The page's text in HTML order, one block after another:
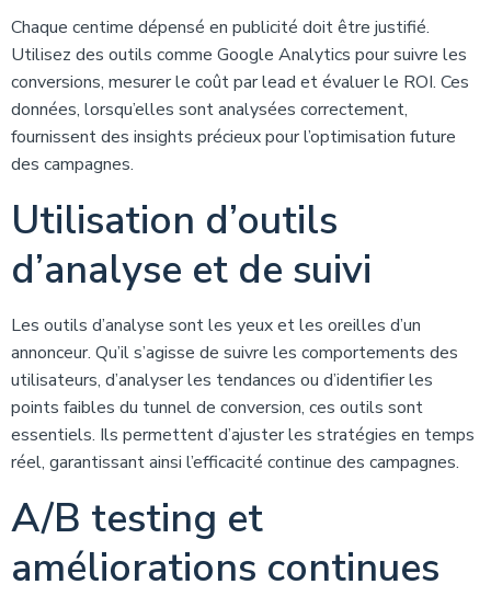
Chaque centime dépensé en publicité doit être justifié.
Utilisez des outils comme Google Analytics pour suivre les
conversions, mesurer le coût par lead et évaluer le ROI. Ces
données, lorsqu’elles sont analysées correctement,
fournissent des insights précieux pour l’optimisation future
des campagnes.
Utilisation d’outils
d’analyse et de suivi
Les outils d’analyse sont les yeux et les oreilles d’un
annonceur. Qu’il s’agisse de suivre les comportements des
utilisateurs, d’analyser les tendances ou d’identifier les
points faibles du tunnel de conversion, ces outils sont
essentiels. Ils permettent d’ajuster les stratégies en temps
réel, garantissant ainsi l’efficacité continue des campagnes.
A/B testing et
améliorations continues